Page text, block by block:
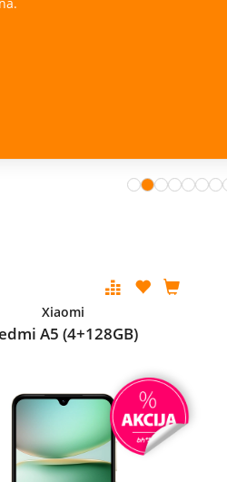
Xiaomi
A5 (4+128GB)